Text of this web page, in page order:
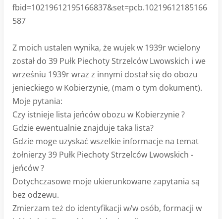
fbid=10219612195166837&set=pcb.10219612185166
587
Z moich ustalen wynika, że wujek w 1939r wcielony
został do 39 Pułk Piechoty Strzelców Lwowskich i we
wrześniu 1939r wraz z innymi dostał się do obozu
jenieckiego w Kobierzynie, (mam o tym dokument).
Moje pytania:
Czy istnieje lista jeńców obozu w Kobierzynie ?
Gdzie ewentualnie znajduje taka lista?
Gdzie moge uzyskać wszelkie informacje na temat
żołnierzy 39 Pułk Piechoty Strzelców Lwowskich -
jeńców ?
Dotychczasowe moje ukierunkowane zapytania są
bez odzewu.
Zmierzam też do identyfikacji w/w osób, formacji w